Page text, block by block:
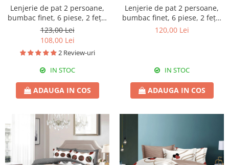
Lenjerie de pat 2 persoane,
bumbac finet, 6 piese, 2 fețe,
SP762
123,00 Lei
108,00 Lei
2 Review-uri
IN STOC
ADAUGA IN COS
Lenjerie de pat 2 persoane,
bumbac finet, 6 piese, 2 fețe,
SP1016
120,00 Lei
IN STOC
ADAUGA IN COS